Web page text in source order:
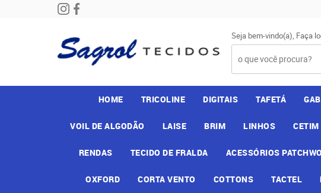
Seja bem-vindo(a), Faça
HOME TRICOLINE DIGITAIS TAFETÁ
VOIL DE ALGODÃO LAISE BRIM LINHOS CETIM
RENDAS TECIDO DE FRALDA ACESSÓRIOS
OXFORD CORTA VENTO COTTONS TACTEL